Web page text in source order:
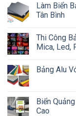
Làm Biển
Tân Bình
Thi Công
Mica, Led,
Bảng Alu
Biển
Cao